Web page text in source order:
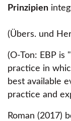
Prinzipien
(Übers. und
(O-Ton: EBP is
practice in
best available
practice and
Roman (2017)